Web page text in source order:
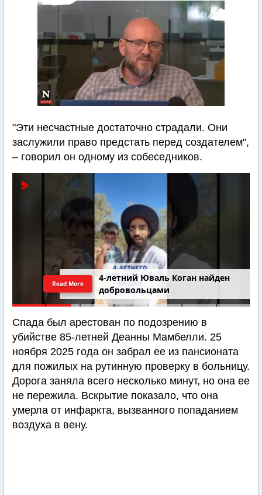
"Эти несчастные достаточно страдали. Они
заслужили право предстать перед создателем",
– говорил он одному из собеседников.
4-летний Юваль Коган найден
добровольцами
Read More
Спада был арестован по подозрению в
убийстве 85-летней Деанны Мамбелли. 25
ноября 2025 года он забрал ее из пансионата
для пожилых на рутинную проверку в больницу.
Дорога заняла всего несколько минут, но она ее
не пережила. Вскрытие показало, что она
умерла от инфаркта, вызванного попаданием
воздуха в вену.